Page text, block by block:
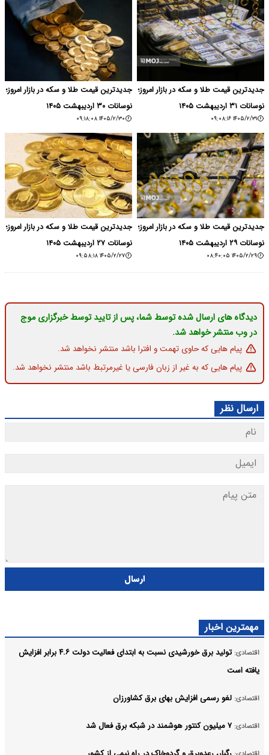
جدیدترین قیمت طلا و سکه در بازار امروز؛
نوسانات ۳۱ اردیبهشت ۱۴۰۵
۱۴۰۵/۲/۳۱ ۰۹:۰۸:۱۶
جدیدترین قیمت طلا و سکه در بازار امروز؛
نوسانات ۳۰ اردیبهشت ۱۴۰۵
۱۴۰۵/۲/۳۰ ۰۹:۱۸:۰۸
جدیدترین قیمت طلا و سکه در بازار امروز؛
نوسانات ۲۹ اردیبهشت ۱۴۰۵
۱۴۰۵/۲/۲۹ ۰۸:۴۰:۰۵
جدیدترین قیمت طلا و سکه در بازار امروز؛
نوسانات ۲۷ اردیبهشت ۱۴۰۵
۱۴۰۵/۲/۲۷ ۰۹:۵۸:۱۸
دیدگاه های ارسال شده توسط شما، پس از تایید توسط خبرگزاری موج
در وب منتشر خواهد شد.
پیام هایی که حاوی تهمت و افترا باشد منتشر نخواهد شد.
پیام هایی که به غیر از زبان فارسی یا غیرمرتبط باشد منتشر نخواهد شد.
ارسال نظر
ارسال
مهمترین اخبار
اقتصادی:
تولید برق خورشیدی نسبت به ابتدای فعالیت دولت ۴.۶ برابر افزایش
یافته است
اقتصادی: لغو رسمی افزایش بهای برق کشاورزان
اقتصادی: ۷ میلیون کنتور هوشمند در شبکه برق فعال شد